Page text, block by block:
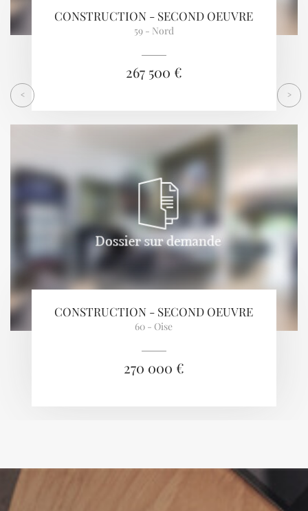
CONSTRUCTION - SECOND OEUVRE
59 - Nord
267 500 €
CONSTRUCTION - SECOND OEUVRE
60 - Oise
270 000 €
< >